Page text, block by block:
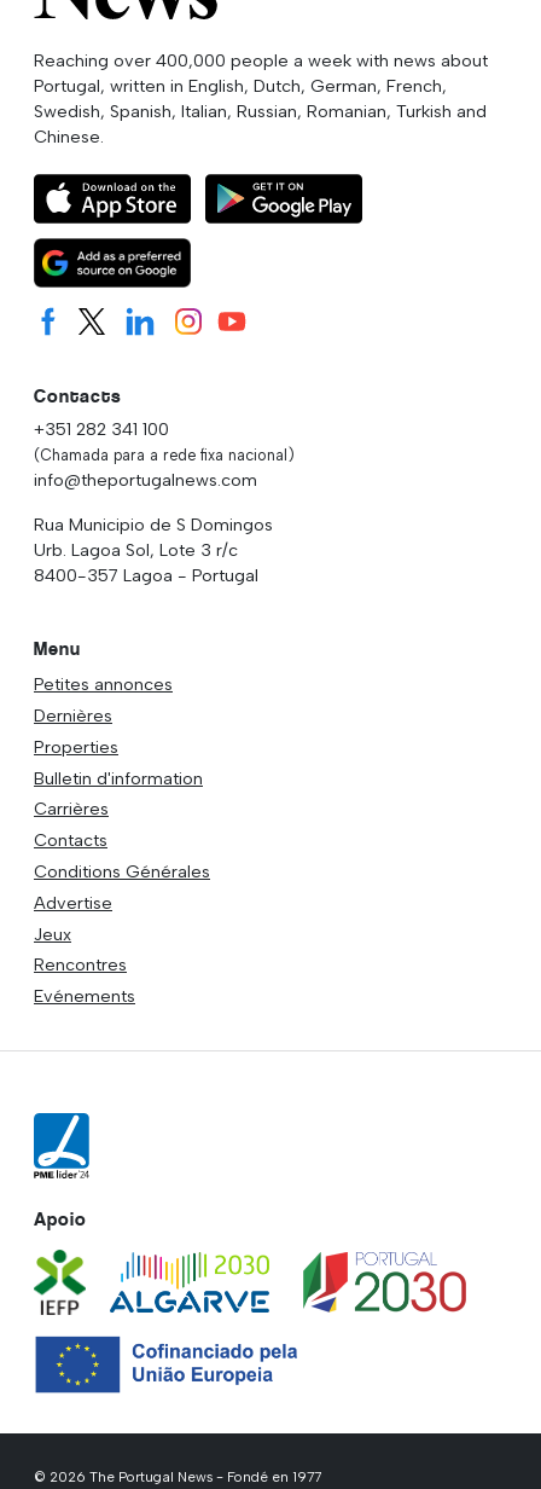
Reaching over 400,000 people a week with news about
Portugal, written in English, Dutch, German, French,
Swedish, Spanish, Italian, Russian, Romanian, Turkish and
Chinese.
Contacts
+351 282 341 100
(Chamada para a rede fixa nacional)
info@theportugalnews.com
Rua Municipio de S Domingos
Urb. Lagoa Sol, Lote 3 r/c
8400-357 Lagoa - Portugal
Menu
Petites annonces
Dernières
Properties
Bulletin d'information
Carrières
Contacts
Conditions Générales
Advertise
Jeux
Rencontres
Evénements
Apoio
© 2026 The Portugal News - Fondé en 1977